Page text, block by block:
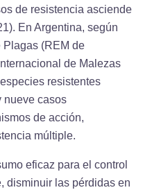
de resistencia asciende
En Argentina, según
Plagas (REM de
de Malezas
resistentes
nueve casos
de acción,
múltiple.
eficaz para el control
disminuir las pérdidas en